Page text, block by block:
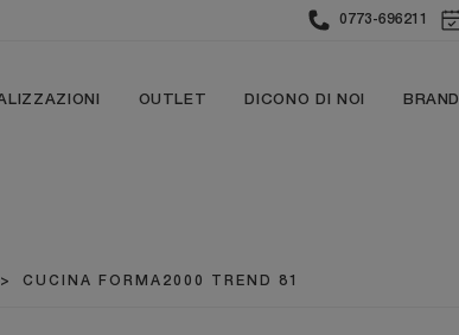
0773-696211
OUTLET DICONO DI NOI BRAND
> CUCINA FORMA2000 TREND 81